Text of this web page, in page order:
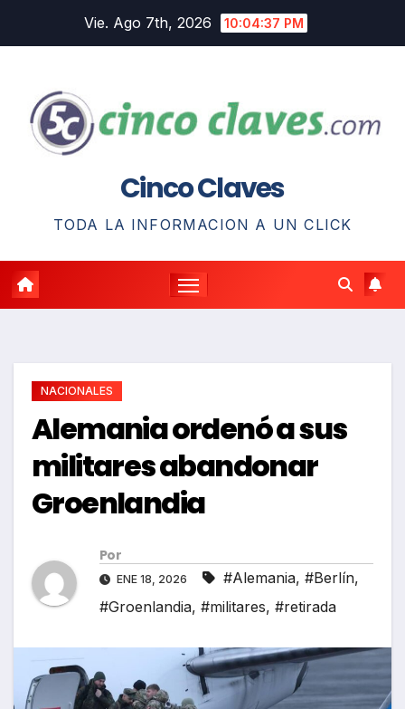
Vie. Ago 7th, 2026 10:04:38 PM
Cinco Claves
TODA LA INFORMACION A UN CLICK
NACIONALES
Alemania ordenó a sus
militares abandonar
Groenlandia
Por
ENE 18, 2026 #Alemania, #Berlín,
#Groenlandia, #militares, #retirada